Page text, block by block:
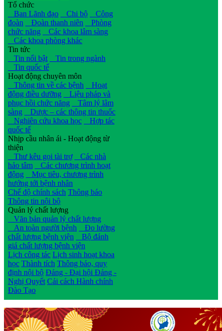
Tổ chức
Ban Lãnh đạo
Chi bộ
Công
đoàn
Đoàn thanh niên
Phòng
chức năng
Các khoa lâm sàng
Các khoa phòng khác
Tin tức
Tin nổi bật
Tin trong ngành
Tin quốc tế
Hoạt động chuyên môn
Thông tin về các bệnh
Hoạt
động điều dưỡng
Liệu pháp và
phục hồi chức năng
Tâm lý lâm
sàng
Dược – các thông tin thuốc
Nghiên cứu khoa học
Hợp tác
quốc tế
Nhịp cầu nhân ái - Hoạt động từ
thiện
Thư kêu gọi tài trợ
Các nhà
hảo tâm
Các chương trình hoạt
động
Mục tiêu, chương trình
hướng tới bệnh nhân
Chế độ chính sách Thông báo
Thông tin nội bộ
Quản lý chất lượng
Văn bản quản lý chất lượng
An toàn người bệnh
Đo lường
chất lượng bệnh viện
Bộ đánh
giá chất lượng bệnh viện
Lịch công tác Lịch sinh hoạt khoa
học Thành tích Thông báo, quy
định nội bộ Đảng - Đại hội Đảng -
Nghị Quyết Cải cách Hành chính
Đào Tạo